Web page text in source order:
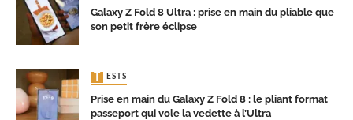
Galaxy Z Fold 8 Ultra : prise en main du pliable que
son petit frère éclipse
TESTS
Prise en main du Galaxy Z Fold 8 : le pliant format
passeport qui vole la vedette à l’Ultra